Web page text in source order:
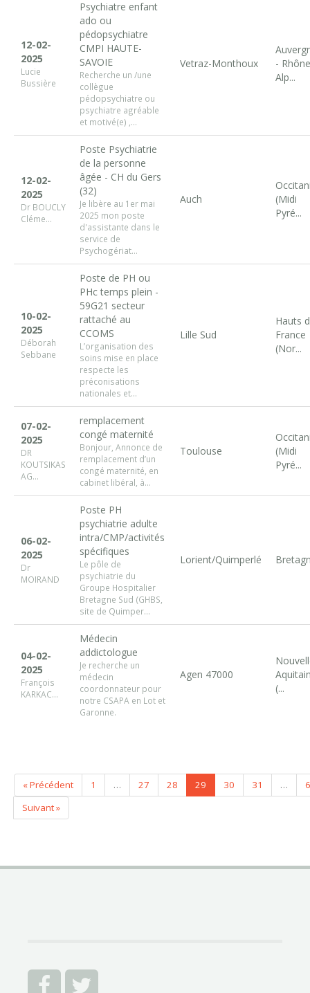
12-02-
2025
Lucie
Bussière
Psychiatre enfant
ado ou
pédopsychiatre
CMPI HAUTE-
SAVOIE
Recherche un /une
collègue
pédopsychiatre ou
psychiatre agréable
et motivé(e) ,...
Vetraz-Monthoux
- Rhône
Alp...
12-02-
2025
Dr BOUCLY
Cléme...
Poste Psychiatrie
de la personne
âgée - CH du Gers
(32)
Je libère au 1er mai
2025 mon poste
d'assistante dans le
service de
Psychogériat...
Auch
(Midi
Pyré...
10-02-
2025
Déborah
Sebbane
Poste de PH ou
PHc temps plein -
59G21 secteur
rattaché au
CCOMS
L’organisation des
soins mise en place
respecte les
préconisations
nationales et...
Lille Sud
Hauts
France
(Nor...
07-02-
2025
DR
KOUTSIKAS
AG...
remplacement
congé maternité
Bonjour, Annonce de
remplacement d’un
congé maternité, en
cabinet libéral, à...
Toulouse
(Midi
Pyré...
06-02-
2025
Dr
MOIRAND
Poste PH
psychiatrie adulte
intra/CMP/activités
spécifiques
Le pôle de
psychiatrie du
Groupe Hospitalier
Bretagne Sud (GHBS,
site de Quimper...
Lorient/Quimperlé
04-02-
2025
François
KARKAC...
Médecin
addictologue
Je recherche un
médecin
coordonnateur pour
notre CSAPA en Lot et
Garonne.
Agen 47000
(...
« Précédent 1 … 27 28 29 30 31 …
Suivant »